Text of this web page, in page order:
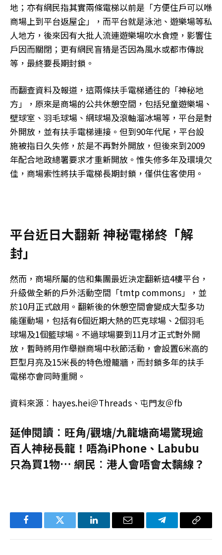
地；亦有網民指其實兩條電梯以前是「方便住戶可以喺
商場上到平台返屋企」，而平台就是泳池、遊樂場等私
人地方，後來因有大批人流連遊樂場吹水食煙，影響住
戶因而關閉；更有網民盲猜是否因為風水或都市傳說
等，最終要長期封鎖。
而翻查資料及報道，這兩條扶手電梯通往的「神秘地
方」，原來是商場的公共休憩空間，包括兒童遊樂場、
壁球室、羽毛球場、網球場及滾軸溜冰場等，平台是對
外開放，並有扶手電梯連接。但到90年代尾，平台設
施被指日久失修，於是不再對外開放，但後來到2009
年配合地政總署要求才重新開放。惟失修多年及環境欠
佳，商場索性將扶手電梯長期封鎖，僅供住客使用。
平台近日大翻新 神秘電梯終「解
封」
然而，商場所屬的信和集團最近決定翻新這4樓平台，
升級做全新的戶外活動空間「tmtp commons」，並
於10月正式啟用。翻新後的休憩空間會變成大型多功
能運動場，包括有6個近期大熱的匹克球場、2個羽毛
球場及1個籃球場。不過球場要到11月才正式對外開
放，暫時將用作舉辦商場中秋節活動，會設置6米高的
巨型月亮及15米長的特色燈籠牆，而封鎖多年的扶手
電梯亦會同時重開。
資料來源︰hayes.hei＠Threads、屯門友＠fb
延伸閱讀︰旺角/觀塘/九龍塘商場驚現逾
百人神秘長龍！唔為iPhone、Labubu
只為買1物… 網民︰港人會唔會太黐線？
FacebookTwitter LinkedIn电
Telegram复